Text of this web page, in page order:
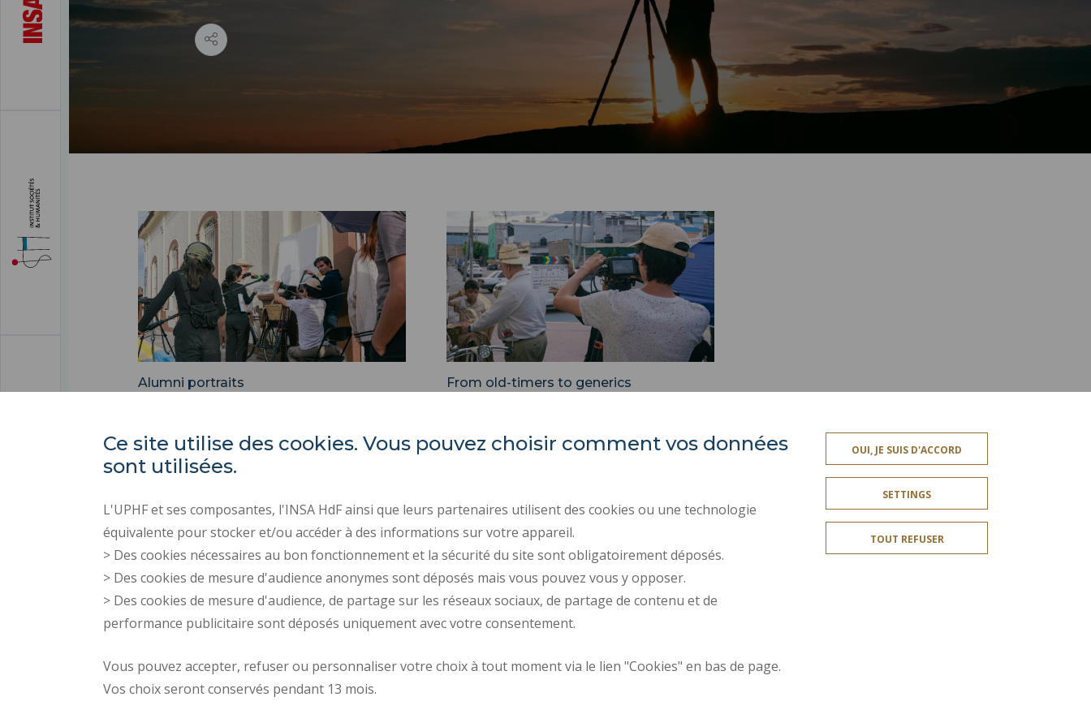
Alumni portraits From old-timers to generics
INSA Hauts-de-France
Campus Mont Houy
59313 Valenciennes cedex 9
Tél. : 03 27 51 12 34
ACCESSIBILITY
SERVICES PUBLICS + PERSONAL DATA
TERMS OF USE
COOKIE MANAGEMENT
Ce site utilise des cookies. Vous pouvez choisir comment vos données
sont utilisées.
L'UPHF et ses composantes, l'INSA HdF ainsi que leurs partenaires utilisent des cookies ou une technologie
équivalente pour stocker et/ou accéder à des informations sur votre appareil.
> Des cookies nécessaires au bon fonctionnement et la sécurité du site sont obligatoirement déposés.
> Des cookies de mesure d'audience anonymes sont déposés mais vous pouvez vous y opposer.
> Des cookies de mesure d'audience, de partage sur les réseaux sociaux, de partage de contenu et de
performance publicitaire sont déposés uniquement avec votre consentement.
Vous pouvez accepter, refuser ou personnaliser votre choix à tout moment via le lien "Cookies" en bas de page.
Vos choix seront conservés pendant 13 mois.
OUI, JE SUIS D'ACCORD
SETTINGS
TOUT REFUSER